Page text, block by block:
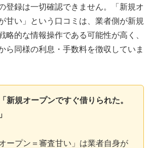
登録は一切確認できません。「新規オ
甘い」という口コミは、業者側が新規
略的な情報操作である可能性が高く、
ら同様の利息・手数料を徴収していま
新規オープンですぐ借りられた。
オープン＝審査甘い」は業者自身が